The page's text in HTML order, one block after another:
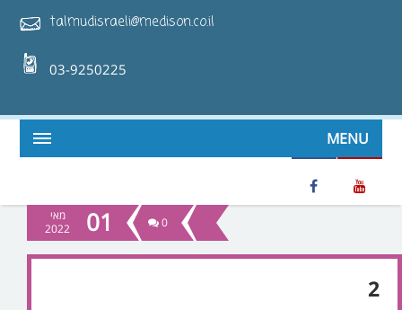
talmudisraeli@medison.co.il
03-9250225
MENU
01
מאי
2022
0
2